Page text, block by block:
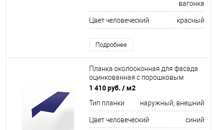
вагонка
Цвет человеческий красный
Подробнее
Планка околооконная для фасада
оцинкованная с порошковым
покрытием 0,45мм ширина более
1 410 руб. / м2
Тип планки наружный, внешний
Цвет человеческий синий